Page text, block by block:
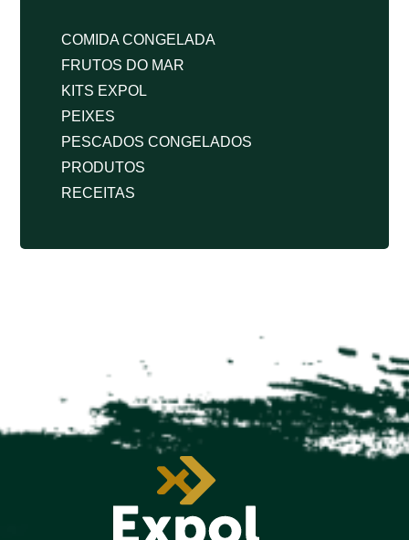
COMIDA CONGELADA
FRUTOS DO MAR
KITS EXPOL
PEIXES
PESCADOS CONGELADOS
PRODUTOS
RECEITAS